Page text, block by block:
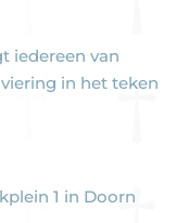
iedereen van
in het teken
1 in Doorn